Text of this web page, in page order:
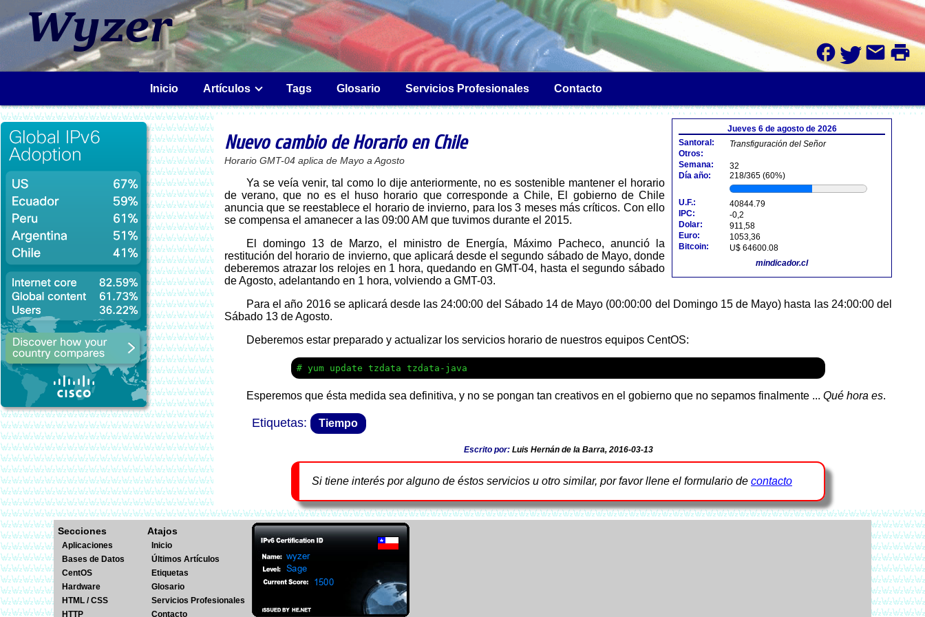
facebook mailprint
Inicio Artículos Tags Glosario Servicios Profesionales Contacto
Jueves 6 de agosto de 2026
Santoral:
Transfiguración del Señor
Otros:
Semana:
32
Día año:
218/365 (60%)
U.F.:
40844.79
IPC:
-0,2
Dolar:
911,58
Euro:
1053,36
Bitcoin:
U$ 64600.08
mindicador.cl
Nuevo cambio de Horario en Chile
Horario GMT-04 aplica de Mayo a Agosto
Ya se veía venir, tal como lo dije anteriormente, no es sostenible mantener el horario
de verano, que no es el huso horario que corresponde a Chile, El gobierno de Chile
anuncia que se reestablece el horario de invierno, para los 3 meses más críticos. Con ello
se compensa el amanecer a las 09:00 AM que tuvimos durante el 2015.
El domingo 13 de Marzo, el ministro de Energía, Máximo Pacheco, anunció la
restitución del horario de invierno, que aplicará desde el segundo sábado de Mayo, donde
deberemos atrazar los relojes en 1 hora, quedando en GMT-04, hasta el segundo sábado
de Agosto, adelantando en 1 hora, volviendo a GMT-03.
Para el año 2016 se aplicará desde las 24:00:00 del Sábado 14 de Mayo (00:00:00 del Domingo 15 de Mayo) hasta las 24:00:00 del
Sábado 13 de Agosto.
Deberemos estar preparado y actualizar los servicios horario de nuestros equipos CentOS:
yum update tzdata tzdata-java
Esperemos que ésta medida sea definitiva, y no se pongan tan creativos en el gobierno que no sepamos finalmente ... Qué hora es.
Tiempo
Escrito por: Luis Hernán de la Barra, 2016-03-13
Si tiene interés por alguno de éstos servicios u otro similar, por favor llene el formulario de contacto
Secciones
Aplicaciones
Bases de Datos
CentOS
Hardware
HTML / CSS
HTTP
Atajos
Inicio
Últimos Artículos
Etiquetas
Glosario
Servicios Profesionales
Contacto